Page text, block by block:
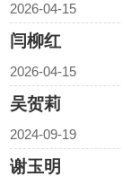
2026-04-15
闫柳红
2026-04-15
吴贺莉
2024-09-19
谢玉明